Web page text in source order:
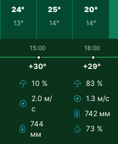
24°
13°
25°
14°
20°
14°
15:00
+30°
10 %
2.0 м/
с
744
мм
18:00
+29°
83 %
1.3 м/с
742 мм
73 %